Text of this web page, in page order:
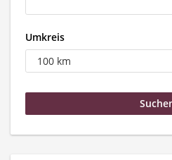
Umkreis